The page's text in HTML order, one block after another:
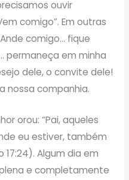
ouvir
comigo”. Em outras
comigo… fique
permaneça em minha
dele, o convite dele!
nossa companhia.
orou: “Pai, aqueles
eu estiver, também
Algum dia em
e completamente